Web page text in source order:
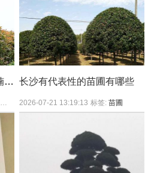
衡阳县哪里有高杆红叶石楠买？ 长沙有代表性的苗圃有哪些
2026-07-21 13:19:13 标签:苗圃